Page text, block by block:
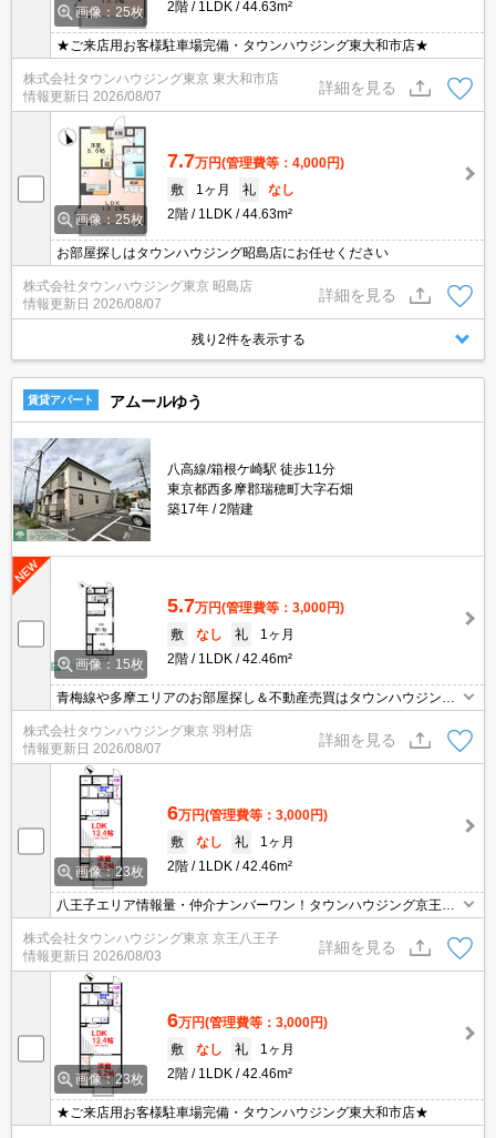
画像：25枚 2階 1LDK 44.63m²
★ご来店用お客様駐車場完備・タウンハウジング東大和市店★
株式会社タウンハウジング東京 東大和市店
情報更新日 2026/08/07
詳細を見る
画像：25枚
7.7万円(管理費等：4,000円)
敷
1ヶ月 礼
なし
2階
1LDK 44.63m²
お部屋探しはタウンハウジング昭島店にお任せください
株式会社タウンハウジング東京 昭島店
情報更新日 2026/08/07
詳細を見る
残り2件を表示する
賃貸アパート アムールゆう
八高線/箱根ケ崎駅 徒歩11分
東京都西多摩郡瑞穂町大字石畑
築17年
2階建
画像：15枚
5.7万円(管理費等：3,000円)
敷
なし 礼
1ヶ月
2階
1LDK 42.46m²
青梅線や多摩エリアのお部屋探し＆不動産売買はタウンハウジング
羽村店にお任せを！ご来店時無料駐車場ご用意あります！
株式会社タウンハウジング東京 羽村店
情報更新日 2026/08/07
詳細を見る
画像：23枚
6万円(管理費等：3,000円)
敷
なし 礼
1ヶ月
2階
1LDK 42.46m²
八王子エリア情報量・仲介ナンバーワン！タウンハウジング京王八
王子店です!お客様用駐車場もございますので車でのご来店も大歓迎
です！
株式会社タウンハウジング東京 京王八王子
情報更新日 2026/08/03
詳細を見る
画像：23枚
6万円(管理費等：3,000円)
敷
なし 礼
1ヶ月
2階
1LDK 42.46m²
★ご来店用お客様駐車場完備・タウンハウジング東大和市店★